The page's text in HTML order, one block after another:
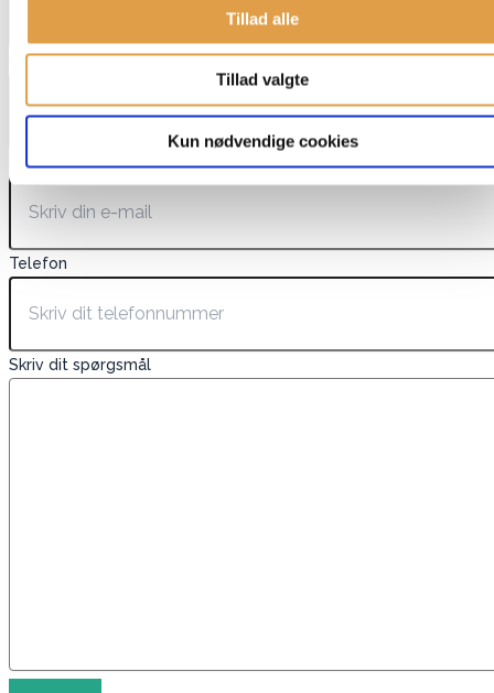
Tillad alle
Tillad valgte
Kun nødvendige cookies
Navn*
E-mail*
Telefon
Skriv dit spørgsmål